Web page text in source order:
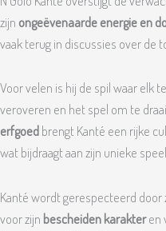
zijn ongeëvenaarde energie en
vaak terug in discussies over de
Voor velen is hij de spil waar elk
veroveren en het spel om te
erfgoedbrengt Kanté een rijke
wat bijdraagt aan zijn unieke
Kanté wordt gerespecteerd
voor zijn bescheiden karakteren